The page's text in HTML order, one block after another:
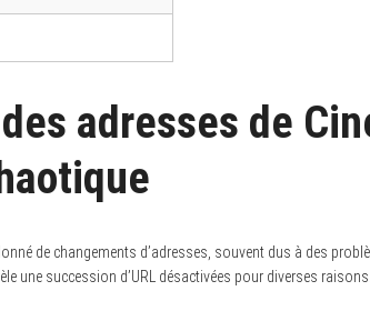
adresses de
de changements d’adresses, souvent dus à des
une succession d’URL désactivées pour diverses